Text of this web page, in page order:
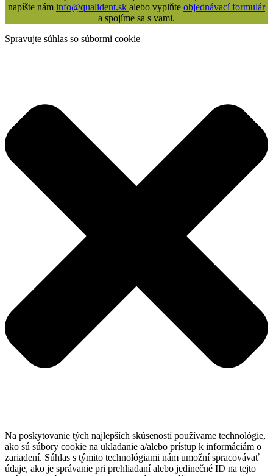
napíšte nám info@qualident.sk alebo vyplňte objednávací formulár
a spojíme sa s vami.
Spravujte súhlas so súbormi cookie
Na poskytovanie tých najlepších skúseností používame technológie,
ako sú súbory cookie na ukladanie a/alebo prístup k informáciám o
zariadení. Súhlas s týmito technológiami nám umožní spracovávať
údaje, ako je správanie pri prehliadaní alebo jedinečné ID na tejto